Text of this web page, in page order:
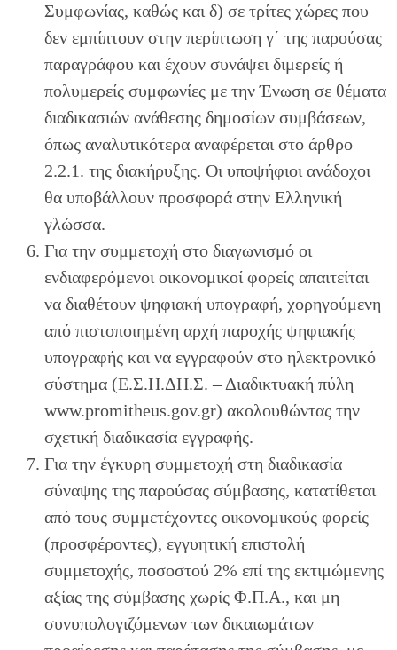
Συμφωνίας, καθώς και δ) σε τρίτες χώρες που
δεν εμπίπτουν στην περίπτωση γ΄ της παρούσας
παραγράφου και έχουν συνάψει διμερείς ή
πολυμερείς συμφωνίες με την Ένωση σε θέματα
διαδικασιών ανάθεσης δημοσίων συμβάσεων,
όπως αναλυτικότερα αναφέρεται στο άρθρο
2.2.1. της διακήρυξης. Οι υποψήφιοι ανάδοχοι
θα υποβάλλουν προσφορά στην Ελληνική
γλώσσα.
Για την συμμετοχή στο διαγωνισμό οι
ενδιαφερόμενοι οικονομικοί φορείς απαιτείται
να διαθέτουν ψηφιακή υπογραφή, χορηγούμενη
από πιστοποιημένη αρχή παροχής ψηφιακής
υπογραφής και να εγγραφούν στο ηλεκτρονικό
σύστημα (Ε.Σ.Η.ΔΗ.Σ. – Διαδικτυακή πύλη
www.promitheus.gov.gr) ακολουθώντας την
σχετική διαδικασία εγγραφής.
Για την έγκυρη συμμετοχή στη διαδικασία
σύναψης της παρούσας σύμβασης, κατατίθεται
από τους συμμετέχοντες οικονομικούς φορείς
(προσφέροντες), εγγυητική επιστολή
συμμετοχής, ποσοστού 2% επί της εκτιμώμενης
αξίας της σύμβασης χωρίς Φ.Π.Α., και μη
συνυπολογιζόμενων των δικαιωμάτων